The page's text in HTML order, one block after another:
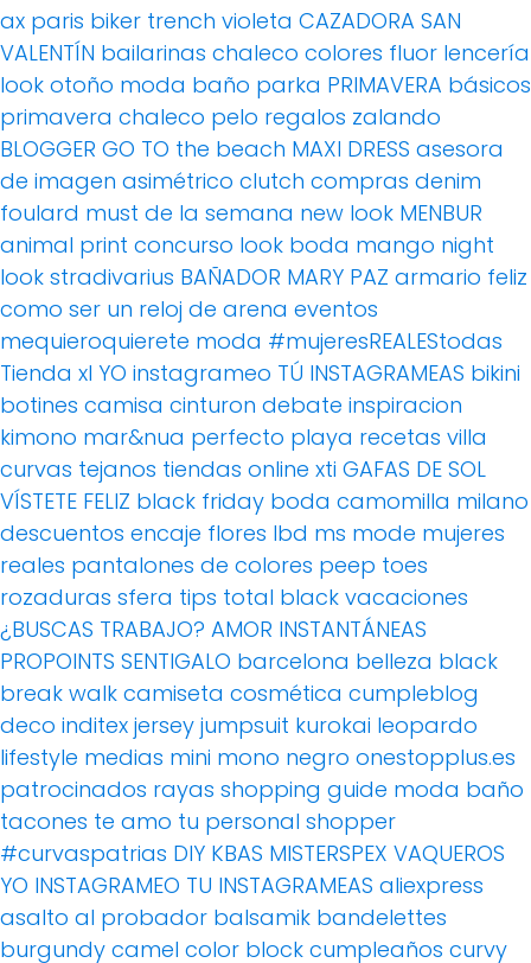
ax paris biker trench violeta CAZADORA SAN
VALENTÍN bailarinas chaleco colores fluor lencería
look otoño moda baño parka PRIMAVERA básicos
primavera chaleco pelo regalos zalando
BLOGGER GO TO the beach MAXI DRESS asesora
de imagen asimétrico clutch compras denim
foulard must de la semana new look MENBUR
animal print concurso look boda mango night
look stradivarius BAÑADOR MARY PAZ armario feliz
como ser un reloj de arena eventos
mequieroquierete moda #mujeresREALEStodas
Tienda xl YO instagrameo TÚ INSTAGRAMEAS bikini
botines camisa cinturon debate inspiracion
kimono mar&nua perfecto playa recetas villa
curvas tejanos tiendas online xti GAFAS DE SOL
VÍSTETE FELIZ black friday boda camomilla milano
descuentos encaje flores lbd ms mode mujeres
reales pantalones de colores peep toes
rozaduras sfera tips total black vacaciones
¿BUSCAS TRABAJO? AMOR INSTANTÁNEAS
PROPOINTS SENTIGALO barcelona belleza black
break walk camiseta cosmética cumpleblog
deco inditex jersey jumpsuit kurokai leopardo
lifestyle medias mini mono negro onestopplus.es
patrocinados rayas shopping guide moda baño
tacones te amo tu personal shopper
#curvaspatrias DIY KBAS MISTERSPEX VAQUEROS
YO INSTAGRAMEO TU INSTAGRAMEAS aliexpress
asalto al probador balsamik bandelettes
burgundy camel color block cumpleaños curvy